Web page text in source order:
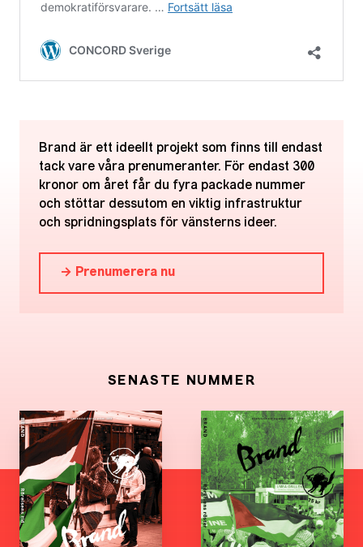
Brand är ett ideellt projekt som finns till endast
tack vare våra prenumeranter. För endast 300
kronor om året får du fyra packade nummer
och stöttar dessutom en viktig infrastruktur
och spridningsplats för vänsterns ideer.
→ Prenumerera nu
SENASTE NUMMER